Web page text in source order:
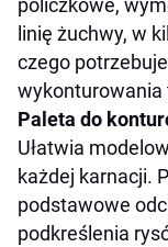
policzkowe,
linię żuchwy, w
czego
wykonturowania
Paleta do
Ułatwia
każdej karnacji.
podstawowe
podkreślenia